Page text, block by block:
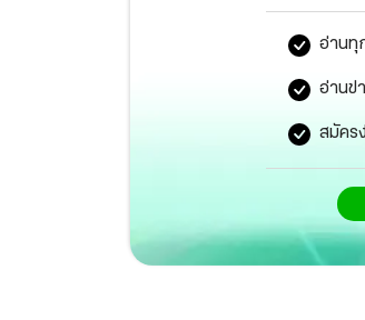
อ่านทุ
อ่านข่
สมัคร